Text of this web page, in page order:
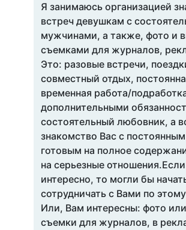
Я занимаюсь организацией
встреч девушкам с
мужчинами, а также, фото и
съемками для журналов,
Это: разовые встречи,
совместный отдых,
временная работа/
дополнительными
состоятельный любовник, а
знакомство Вас с
готовым на полное
на серьезные
интересно, то могли бы
сотрудничать с Вами по
Или, Вам интересны: фото
съемки для журналов, в